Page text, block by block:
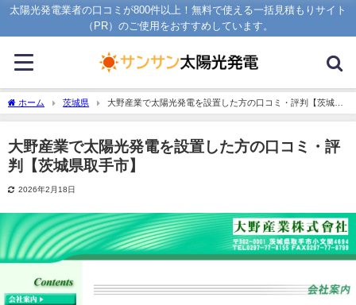
太陽光発電業者の口コミが800件以上！無料で使える一括見積もりサイト
（PR）のご使用をおすすめしています。
ホーム 茨城県
大野産業で太陽光発電を設置した方の口コミ・評判【茨城県
取手市】
大野産業で太陽光発電を設置した方の口コミ・評
判【茨城県取手市】
2026年2月18日